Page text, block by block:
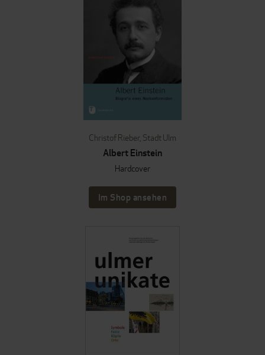
Christof Rieber, Stadt Ulm
Albert Einstein
Hardcover
Im Shop ansehen